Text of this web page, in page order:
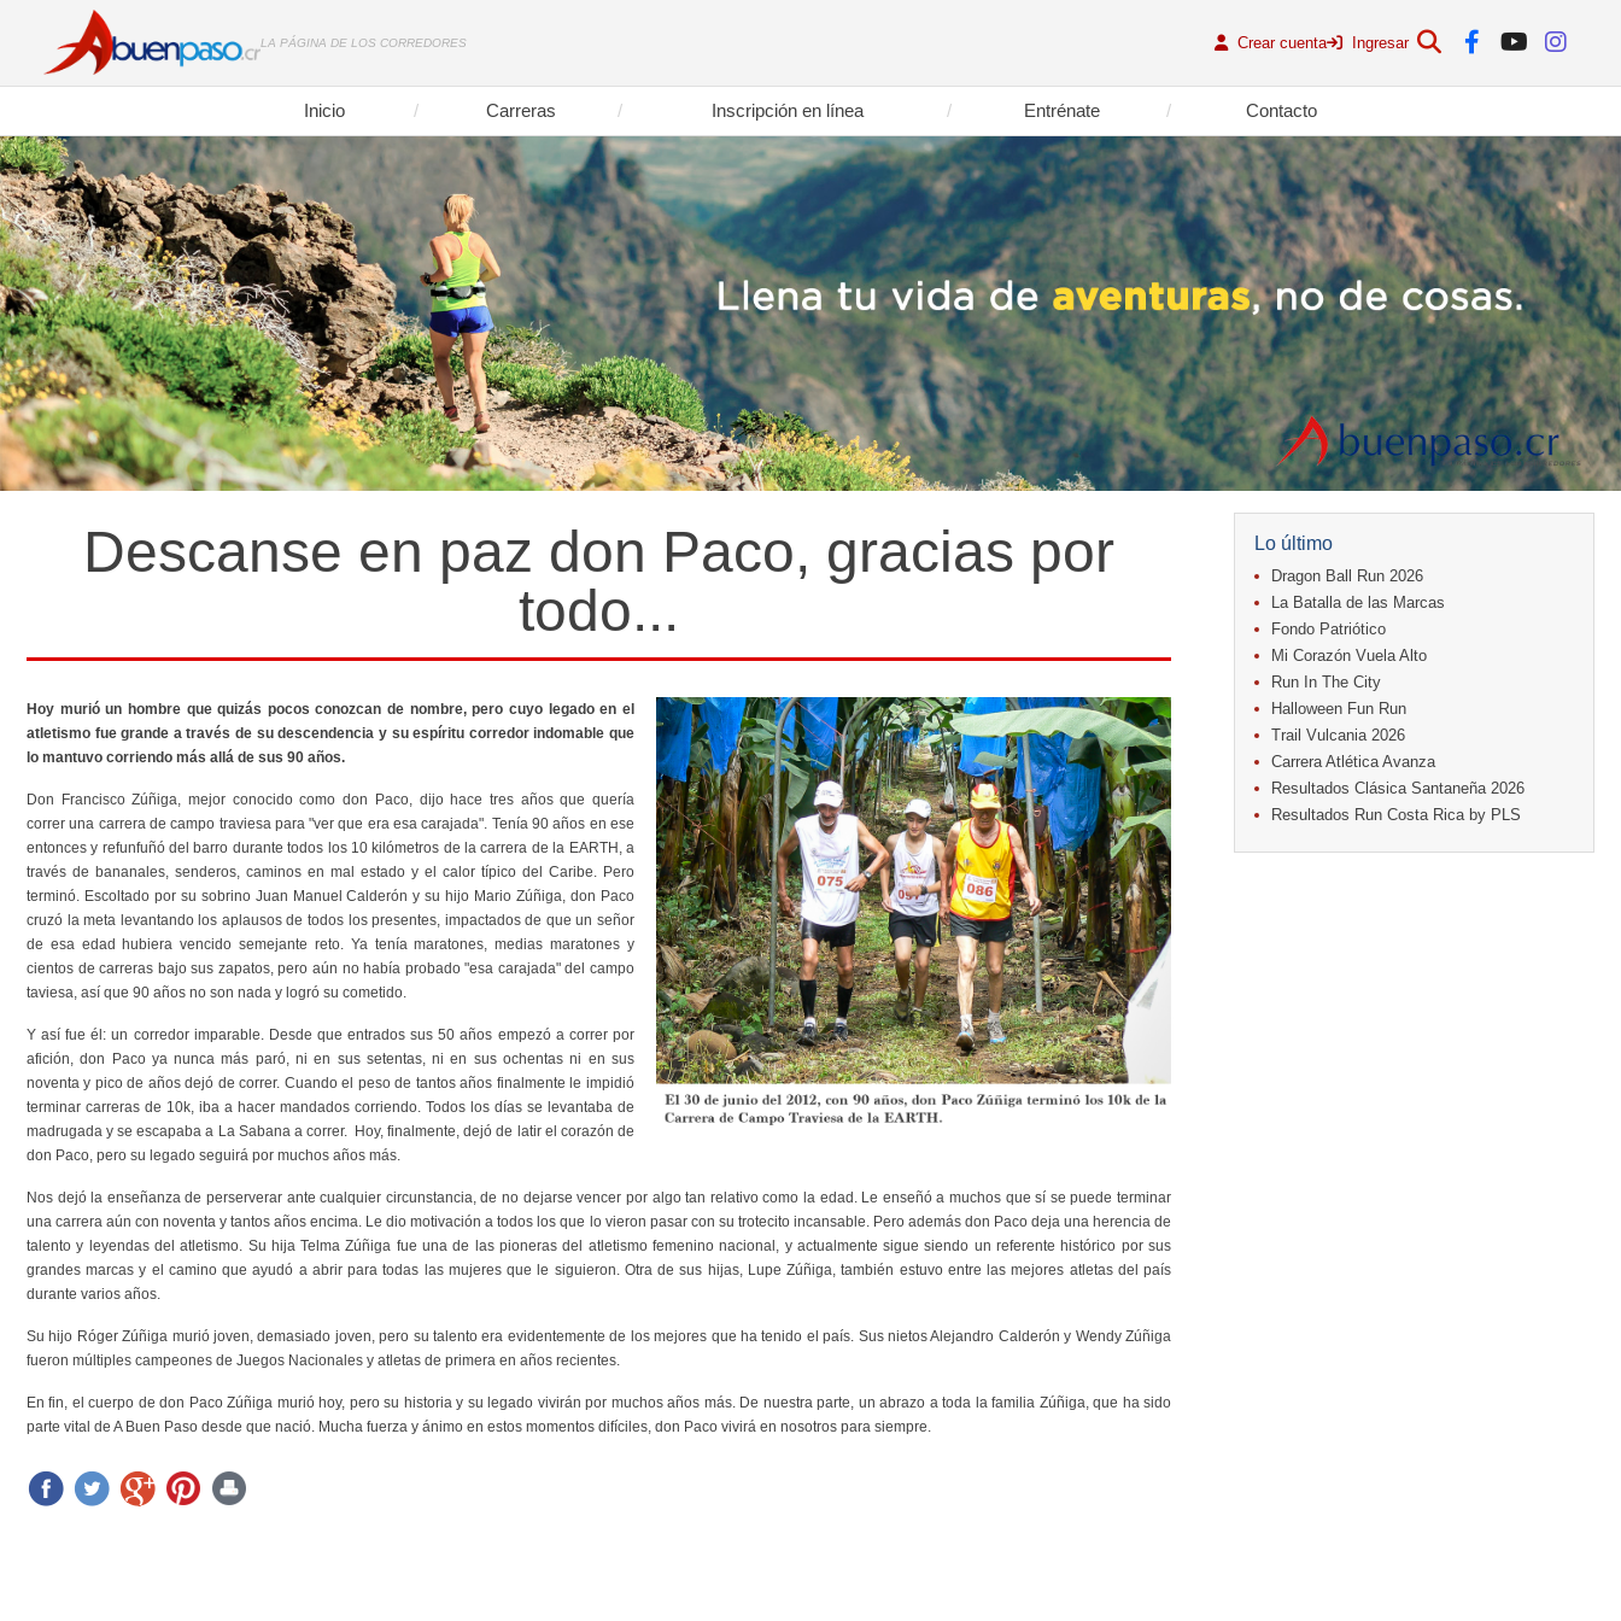
LA PÁGINA DE LOS CORREDORES Crear cuenta Ingresar
Inicio Carreras Inscripción en línea Entrénate Contacto
Descanse en paz don Paco, gracias por
todo...
Hoy murió un hombre que quizás pocos conozcan de nombre, pero cuyo legado en el
atletismo fue grande a través de su descendencia y su espíritu corredor indomable que
lo mantuvo corriendo más allá de sus 90 años.
Don Francisco Zúñiga, mejor conocido como don Paco, dijo hace tres años que quería
correr una carrera de campo traviesa para "ver que era esa carajada". Tenía 90 años en ese
entonces y refunfuñó del barro durante todos los 10 kilómetros de la carrera de la EARTH, a
través de bananales, senderos, caminos en mal estado y el calor típico del Caribe. Pero
terminó. Escoltado por su sobrino Juan Manuel Calderón y su hijo Mario Zúñiga, don Paco
cruzó la meta levantando los aplausos de todos los presentes, impactados de que un señor
de esa edad hubiera vencido semejante reto. Ya tenía maratones, medias maratones y
cientos de carreras bajo sus zapatos, pero aún no había probado "esa carajada" del campo
taviesa, así que 90 años no son nada y logró su cometido.
Y así fue él: un corredor imparable. Desde que entrados sus 50 años empezó a correr por
afición, don Paco ya nunca más paró, ni en sus setentas, ni en sus ochentas ni en sus
noventa y pico de años dejó de correr. Cuando el peso de tantos años finalmente le impidió
terminar carreras de 10k, iba a hacer mandados corriendo. Todos los días se levantaba de
madrugada y se escapaba a La Sabana a correr. Hoy, finalmente, dejó de latir el corazón de
don Paco, pero su legado seguirá por muchos años más.
Nos dejó la enseñanza de perserverar ante cualquier circunstancia, de no dejarse vencer por algo tan relativo como la edad. Le enseñó a muchos que sí se puede terminar
una carrera aún con noventa y tantos años encima. Le dio motivación a todos los que lo vieron pasar con su trotecito incansable. Pero además don Paco deja una herencia de
talento y leyendas del atletismo. Su hija Telma Zúñiga fue una de las pioneras del atletismo femenino nacional, y actualmente sigue siendo un referente histórico por sus
grandes marcas y el camino que ayudó a abrir para todas las mujeres que le siguieron. Otra de sus hijas, Lupe Zúñiga, también estuvo entre las mejores atletas del país
durante varios años.
Su hijo Róger Zúñiga murió joven, demasiado joven, pero su talento era evidentemente de los mejores que ha tenido el país. Sus nietos Alejandro Calderón y Wendy Zúñiga
fueron múltiples campeones de Juegos Nacionales y atletas de primera en años recientes.
En fin, el cuerpo de don Paco Zúñiga murió hoy, pero su historia y su legado vivirán por muchos años más. De nuestra parte, un abrazo a toda la familia Zúñiga, que ha sido
parte vital de A Buen Paso desde que nació. Mucha fuerza y ánimo en estos momentos difíciles, don Paco vivirá en nosotros para siempre.
Lo último
Dragon Ball Run 2026
La Batalla de las Marcas
Fondo Patriótico
Mi Corazón Vuela Alto
Run In The City
Halloween Fun Run
Trail Vulcania 2026
Carrera Atlética Avanza
Resultados Clásica Santaneña 2026
Resultados Run Costa Rica by PLS